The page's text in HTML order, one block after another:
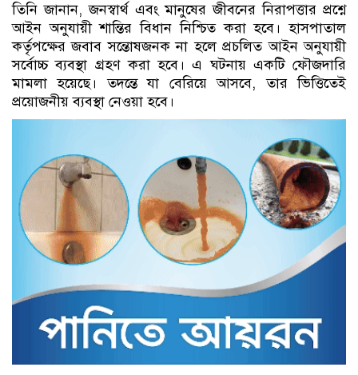
তিনি জানান, জনস্বার্থ এবং মানুষের জীবনের নিরাপত্তার প্রশ্নে
আইন অনুযায়ী শান্তির বিধান নিশ্চিত করা হবে। হাসপাতাল
কর্তৃপক্ষের জবাব সন্তোষজনক না হলে প্রচলিত আইন অনুযায়ী
সর্বোচ্চ ব্যবস্থা গ্রহণ করা হবে। এ ঘটনায় একটি ফৌজদারি
মামলা হয়েছে। তদন্তে যা বেরিয়ে আসবে, তার ভিত্তিতেই
প্রয়োজনীয় ব্যবস্থা নেওয়া হবে।